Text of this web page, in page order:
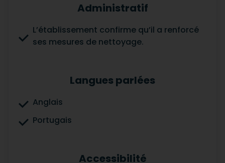
Administratif
L’établissement confirme qu’il a renforcé
ses mesures de nettoyage.
Langues parlées
Anglais
Portugais
Accessibilité